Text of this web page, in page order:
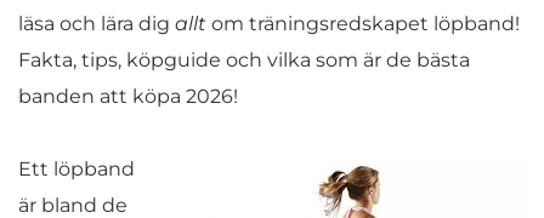
läsa och lära dig allt om träningsredskapet löpband!
Fakta, tips, köpguide och vilka som är de bästa
banden att köpa 2026!
Ett löpband
är bland de